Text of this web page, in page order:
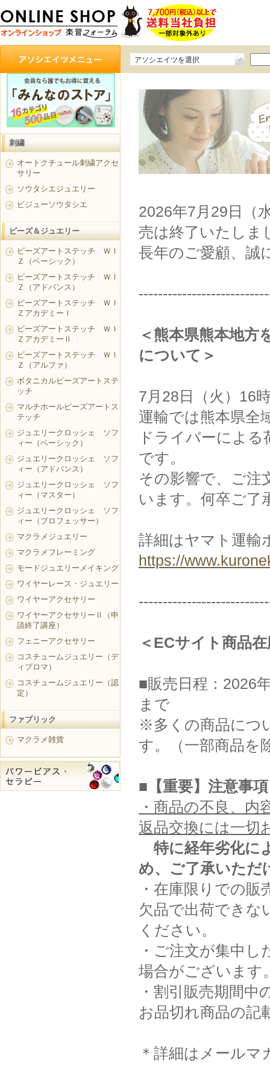
アソシエイツを選択
2026年7月29日（
売は終了いたしま
長年のご愛顧、誠
＜熊本県熊本地方
について＞
7月28日（火）16
運輸では熊本県全
ドライバーによ
です。
その影響で、ご注
います。何卒ご了
詳細はヤマト運輸
https://
＜ECサイト商品
■販売日程：2026
まで
※多くの商品につ
す。（一部商品を
■【重要】注意事項
・商品の不良、
返品交換には一切
特に経年劣化に
め、ご了承いただ
・在庫限りでの
欠品で出荷できな
ください。
・ご注文が集中
場合がございます
・割引販売期間
お品切れ商品の記
＊詳細はメール
刺繍
オートクチュール刺繍アクセ
サリー
ソウタシエジュエリー
ビジューソウタシエ
ビーズ＆ジュエリー
ビーズアートステッチ ＷＩ
Ｚ（ベーシック）
ビーズアートステッチ ＷＩ
Ｚ（アドバンス）
ビーズアートステッチ ＷＩ
ＺアカデミーⅠ
ビーズアートステッチ ＷＩ
ＺアカデミーⅡ
ビーズアートステッチ ＷＩ
Ｚ（アルファ）
ボタニカルビーズアートステ
ッチ
マルチホールビーズアートス
テッチ
ジュエリークロッシェ ソフ
ィー（ベーシック）
ジュエリークロッシェ ソフ
ィー（アドバンス）
ジュエリークロッシェ ソフ
ィー（マスター）
ジュエリークロッシェ ソフ
ィー（プロフェッサー）
マクラメジュエリー
マクラメフレーミング
モードジュエリーメイキング
ワイヤーレース・ジュエリー
ワイヤーアクセサリー
ワイヤーアクセサリーⅡ（申
請終了講座）
フェニーアクセサリー
コスチュームジュエリー（デ
ィプロマ）
コスチュームジュエリー（認
定）
ファブリック
マクラメ雑貨